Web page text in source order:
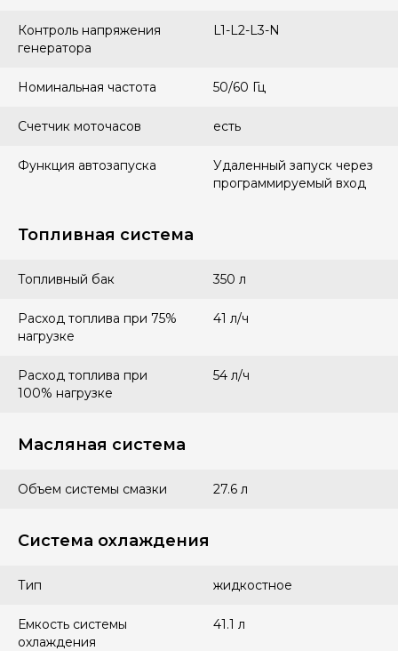
Контроль напряжения
генератора
L1-L2-L3-N
Номинальная частота 50/60 Гц
Счетчик моточасов есть
Функция автозапуска
Удаленный запуск через
программируемый вход
Топливная система
Топливный бак 350 л
Расход топлива при 75%
нагрузке
41 л/ч
Расход топлива при
100% нагрузке
54 л/ч
Масляная система
Объем системы смазки 27.6 л
Система охлаждения
Тип жидкостное
Емкость системы
охлаждения
41.1 л